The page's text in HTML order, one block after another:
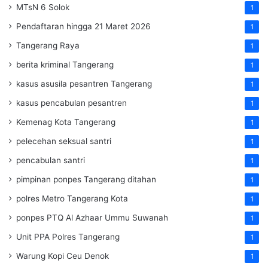
MTsN 6 Solok 1
Pendaftaran hingga 21 Maret 2026 1
Tangerang Raya 1
berita kriminal Tangerang 1
kasus asusila pesantren Tangerang 1
kasus pencabulan pesantren 1
Kemenag Kota Tangerang 1
pelecehan seksual santri 1
pencabulan santri 1
pimpinan ponpes Tangerang ditahan 1
polres Metro Tangerang Kota 1
ponpes PTQ Al Azhaar Ummu Suwanah 1
Unit PPA Polres Tangerang 1
Warung Kopi Ceu Denok 1